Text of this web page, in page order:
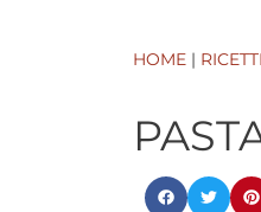
HOME |